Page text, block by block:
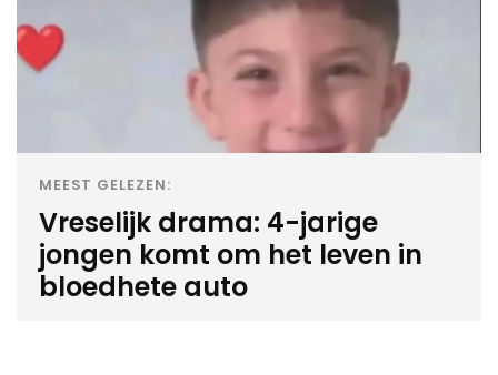
MEEST GELEZEN:
Vreselijk drama: 4-jarige
jongen komt om het leven in
bloedhete auto